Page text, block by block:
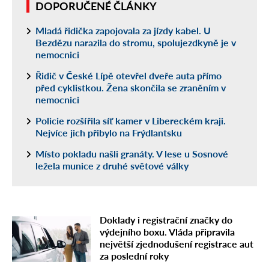
DOPORUČENÉ ČLÁNKY
Mladá řidička zapojovala za jízdy kabel. U
Bezdězu narazila do stromu, spolujezdkyně je v
nemocnici
Řidič v České Lípě otevřel dveře auta přímo
před cyklistkou. Žena skončila se zraněním v
nemocnici
Policie rozšířila síť kamer v Libereckém kraji.
Nejvíce jich přibylo na Frýdlantsku
Místo pokladu našli granáty. V lese u Sosnové
ležela munice z druhé světové války
Doklady i registrační značky do
výdejního boxu. Vláda připravila
největší zjednodušení registrace aut
za poslední roky